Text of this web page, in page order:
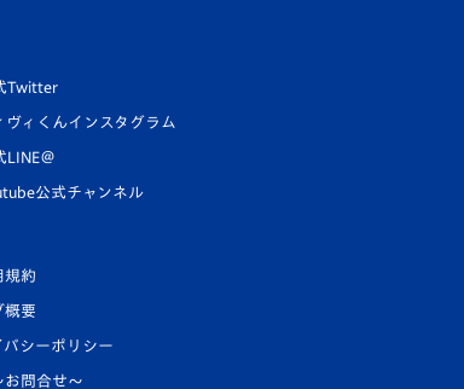
Twitter
ヴィくんインスタグラム
LINE＠
公式チャンネル
規約
概要
バシーポリシー
お問合せ〜